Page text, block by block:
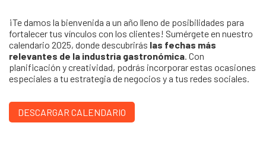
¡Te damos la bienvenida a un año lleno de posibilidades para
fortalecer tus vínculos con los clientes! Sumérgete en nuestro
calendario 2025, donde descubrirás las fechas más
relevantes de la industria gastronómica. Con
planificación y creatividad, podrás incorporar estas ocasiones
especiales a tu estrategia de negocios y a tus redes sociales.
DESCARGAR CALENDARIO